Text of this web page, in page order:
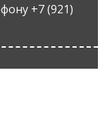
+7 (921)